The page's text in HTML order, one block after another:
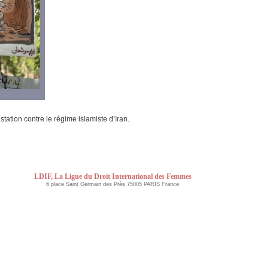
contre le régime islamiste d’Iran.
LDIF, La Ligue du Droit International des Femmes
6 place Saint Germain des Près 75005 PARIS France